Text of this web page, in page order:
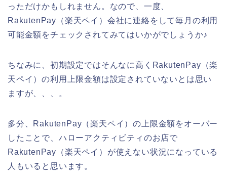
っただけかもしれません。なので、一度、
RakutenPay（楽天ペイ）会社に連絡をして毎月の利用
可能金額をチェックされてみてはいかがでしょうか♪
ちなみに、初期設定ではそんなに高くRakutenPay（楽
天ペイ）の利用上限金額は設定されていないとは思い
ますが、、、。
多分、RakutenPay（楽天ペイ）の上限金額をオーバー
したことで、ハローアクティビティのお店で
RakutenPay（楽天ペイ）が使えない状況になっている
人もいると思います。